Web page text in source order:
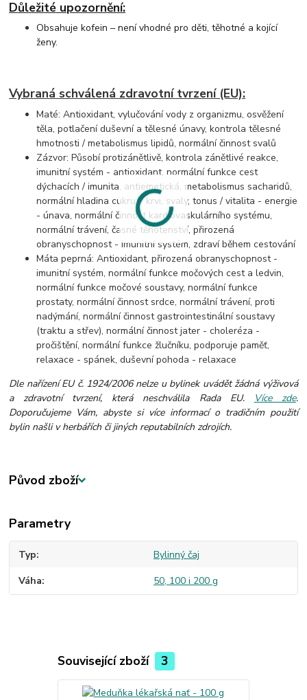
Důležité upozornění:
Obsahuje kofein – není vhodné pro děti, těhotné a kojící
ženy.
Vybraná schválená zdravotní tvrzení (EU):
Maté: Antioxidant, vylučování vody z organizmu, osvěžení
těla, potlačení duševní a tělesné únavy, kontrola tělesné
hmotnosti / metabolismus lipidů, normální činnost svalů
Zázvor: Působí protizánětlivě, kontrola zánětlivé reakce,
imunitní systém - antioxidant, normální funkce cest
dýchacích / imunita, antiemetická, metabolismus sacharidů,
normální hladina cukru v krvi, svaly, tonus / vitalita - energie
- únava, normální činnost kardiovaskulárního systému,
normální trávení, časné těhotenství, přirozená
obranyschopnost - imunitní systém, zdraví během cestování
Máta peprná: Antioxidant, přirozená obranyschopnost -
imunitní systém, normální funkce močových cest a ledvin,
normální funkce močové soustavy, normální funkce
prostaty, normální činnost srdce, normální trávení, proti
nadýmání, normální činnost gastrointestinální soustavy
(traktu a střev), normální činnost jater - choleréza -
pročištění, normální funkce žlučníku, podporuje paměť,
relaxace - spánek, duševní pohoda - relaxace
Dle nařízení EU č. 1924/2006 nelze u bylinek uvádět žádná výživová
a zdravotní tvrzení, která neschválila Rada EU.
Více zde.
Doporučujeme Vám, abyste si více informací o tradičním použití
bylin našli v herbářích či jiných reputabilních zdrojích.
Původ zboží
Parametry
Typ Bylinný čaj
Váha 50, 100 i 200 g
Související zboží 3